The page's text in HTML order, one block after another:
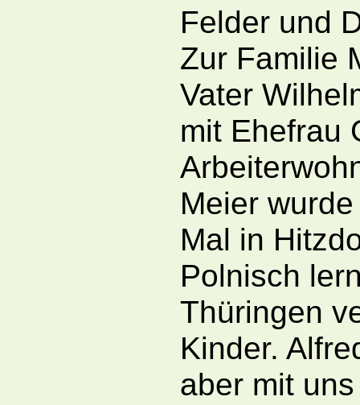
Felder und
Zur Familie
Vater
mit Ehefrau
Meier
Mal in
Polnisch
Thüringen
Kinder.
aber mit